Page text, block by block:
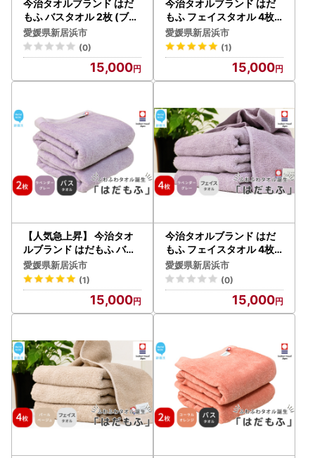
今治タオルブランド はだ
もふ バスタオル 2枚 (ブル
ーグレー) 【5SECONDS
】
愛媛県新居浜市
(0)
15,000
今治タオルブランド はだ
もふ フェイスタオル 4枚 (
ブルーグレー) 【5SECON
DS】
愛媛県新居浜市
(1)
15,000
【人気急上昇】 今治タオ
ルブランド はだもふ バス
タオル 2枚 (ラベンダーグ
レー) 【5SECONDS】
愛媛県新居浜市
(1)
15,000
今治タオルブランド はだ
もふ フェイスタオル 4枚 (
ラベンダーグレー) 【5SE
CONDS】
愛媛県新居浜市
(0)
15,000